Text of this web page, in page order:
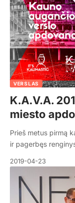
VERSLAS
K.A.V.A.
miesto
Prieš metus pirmą
ir pagerbęs
2019-04-23